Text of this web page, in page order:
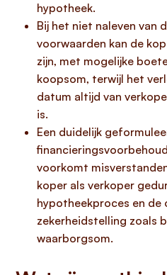
hypotheek.
Bij het niet naleven van
voorwaarden kan de
zijn, met mogelijke
koopsom, terwijl het
datum altijd van
is.
Een duidelijk
voorkomt
koper als verkoper
hypotheekproces en de
zekerheidstelling zoals
waarborgsom.